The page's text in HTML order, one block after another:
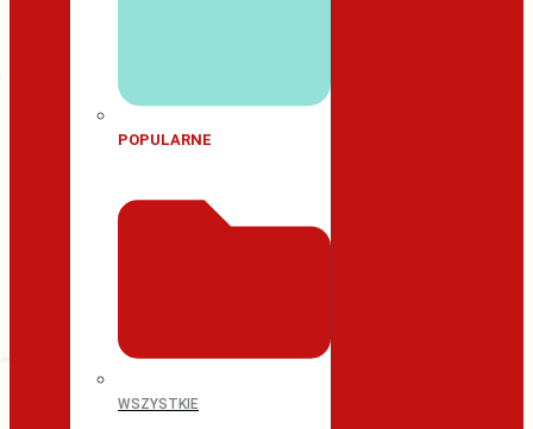
POPULARNE
WSZYSTKIE